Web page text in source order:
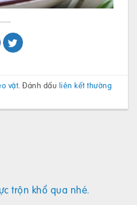
vặt. Đánh dấu liên kết thường
trộn khổ qua nhé.